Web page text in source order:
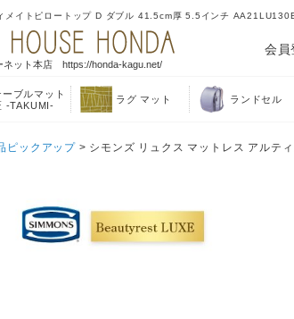
メイトピロートップ D ダブル 41.5cm厚 5.5インチ
ット本店 https://honda-kagu.net/
会員
ーブルマット
-TAKUMI-
ラグ マット ランドセル
ピックアップ > シモンズ リュクス マットレス アルテ